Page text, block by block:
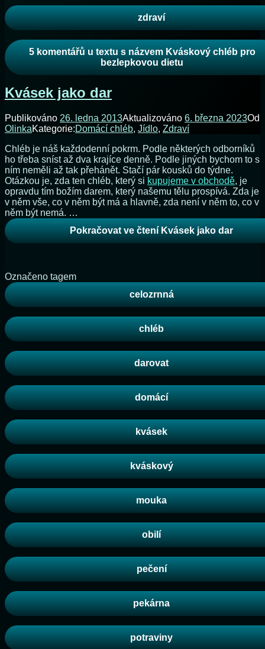
zdraví
5 komentářů u textu s názvem Kváskový chléb pro
bezlepkovou dietu
Kvásek jako dar
Publikováno 26. ledna 2013Aktualizováno 6. března 2023Od
OlinkaKategorie:Domácí chléb, Jídlo, Zdraví
Chléb je náš každodenní pokrm. Podle některých odborníků
ho třeba sníst až dva krajíce denně. Podle jiných bychom to s
ním neměli až tak přehánět. Stačí pár kousků do týdne.
Otázkou je, zda ten chléb, který si kupujeme v obchodě, je
opravdu tím božím darem, který našemu tělu prospívá. Zda je
v něm vše, co v něm být má a hlavně, zda není v něm to, co v
něm být nemá. …
Pokračovat ve čtení Kvásek jako dar
Označeno tagem
celozrnná
chléb
darovat
domácí
kvásek
kváskový
mouka
obilí
pečení
pekárna
potraviny